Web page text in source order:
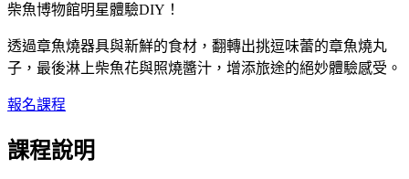
柴魚博物館明星體驗DIY！
透過章魚燒器具與新鮮的食材，翻轉出挑逗味蕾的章魚燒丸
子，最後淋上柴魚花與照燒醬汁，增添旅途的絕妙體驗感受。
報名課程
課程說明